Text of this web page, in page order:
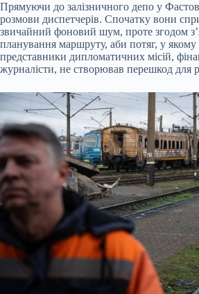
Прямуючи до залізничного депо у
розмови диспетчерів. Спочатку вони
звичайний фоновий шум, проте згодом
планування маршруту, аби потяг, у
представники дипломатичних місій,
журналісти, не створював перешкод для